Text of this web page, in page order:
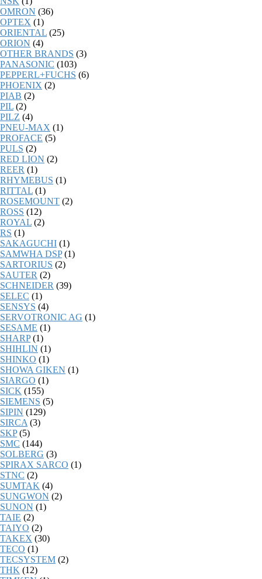
OMRON (36)
OPTEX (1)
ORIENTAL (25)
ORION (4)
OTHER BRANDS (3)
PANASONIC (103)
PEPPERL+FUCHS (6)
PHOENIX (2)
PIAB (2)
PIL (2)
PILZ (4)
PNEU-MAX (1)
PROFACE (5)
PULS (2)
RED LION (2)
REER (1)
RHYMEBUS (1)
RITTAL (1)
ROSEMOUNT (2)
ROSS (12)
ROYAL (2)
RS (1)
SAKAGUCHI (1)
SAMWHA DSP (1)
SARTORIUS (2)
SAUTER (2)
SCHNEIDER (39)
SELEC (1)
SENSYS (4)
SERVOTRONIC AG (1)
SESAME (1)
SHARP (1)
SHIHLIN (1)
SHINKO (1)
SHOWA GIKEN (1)
SIARGO (1)
SICK (155)
SIEMENS (5)
SIPIN (129)
SIRCA (3)
SKP (5)
SMC (144)
SOLBERG (3)
SPIRAX SARCO (1)
STNC (2)
SUMTAK (4)
SUNGWON (2)
SUNON (1)
TAIE (2)
TAIYO (2)
TAKEX (30)
TECO (1)
TECSYSTEM (2)
THK (12)